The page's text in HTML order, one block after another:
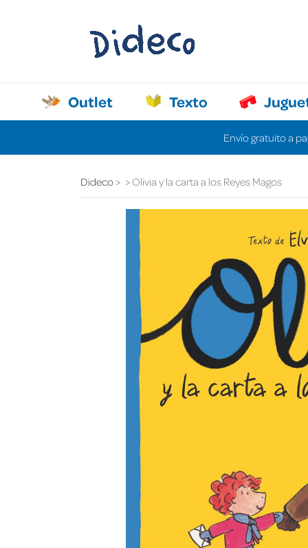
Outlet Texto
Envío gratuito a
Dideco Olivia y la carta a los Reyes Magos